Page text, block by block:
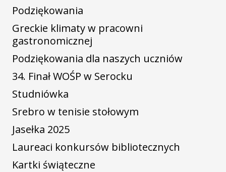
Podziękowania
Greckie klimaty w pracowni
gastronomicznej
Podziękowania dla naszych uczniów
34. Finał WOŚP w Serocku
Studniówka
Srebro w tenisie stołowym
Jasełka 2025
Laureaci konkursów bibliotecznych
Kartki świąteczne